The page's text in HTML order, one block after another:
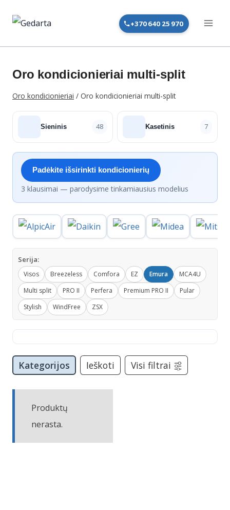
+370 640 25 970
Oro kondicionieriai multi-split
Oro kondicionieriai / Oro kondicionieriai multi-split
Sieninis 48 Kasetinis 7
Padėkite išsirinkti kondicionierių
3 klausimai — parodysime tinkamiausius modelius
Serija:
Visos Breezeless Comfora EZ Emura
MCA4U
Multi split
PRO II Perfera Premium PRO II
Pular
Stylish
WindFree ZSX
Kategorijos Ieškoti Visi filtrai
Produktų
nerasta.